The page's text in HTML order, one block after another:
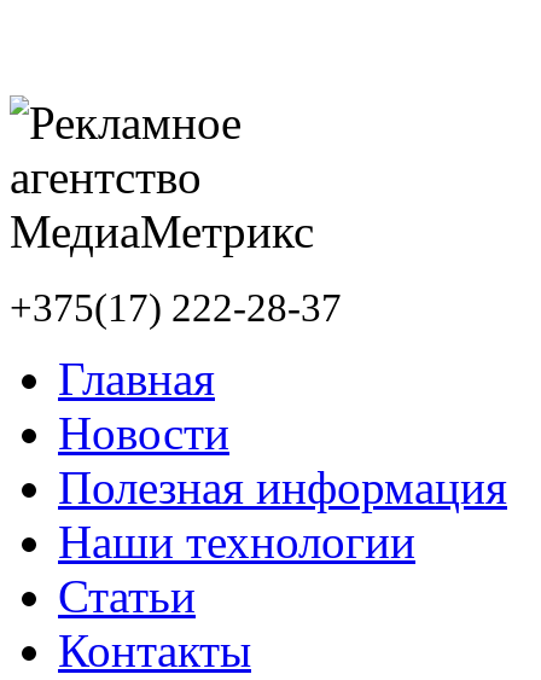
+375(17) 222-28-37
Главная
Новости
Полезная информация
Наши технологии
Статьи
Контакты